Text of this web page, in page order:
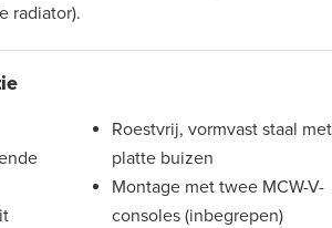
radiator).
Roestvrij, vormvast staal met
platte buizen
Montage met twee MCW-V-
consoles (inbegrepen)